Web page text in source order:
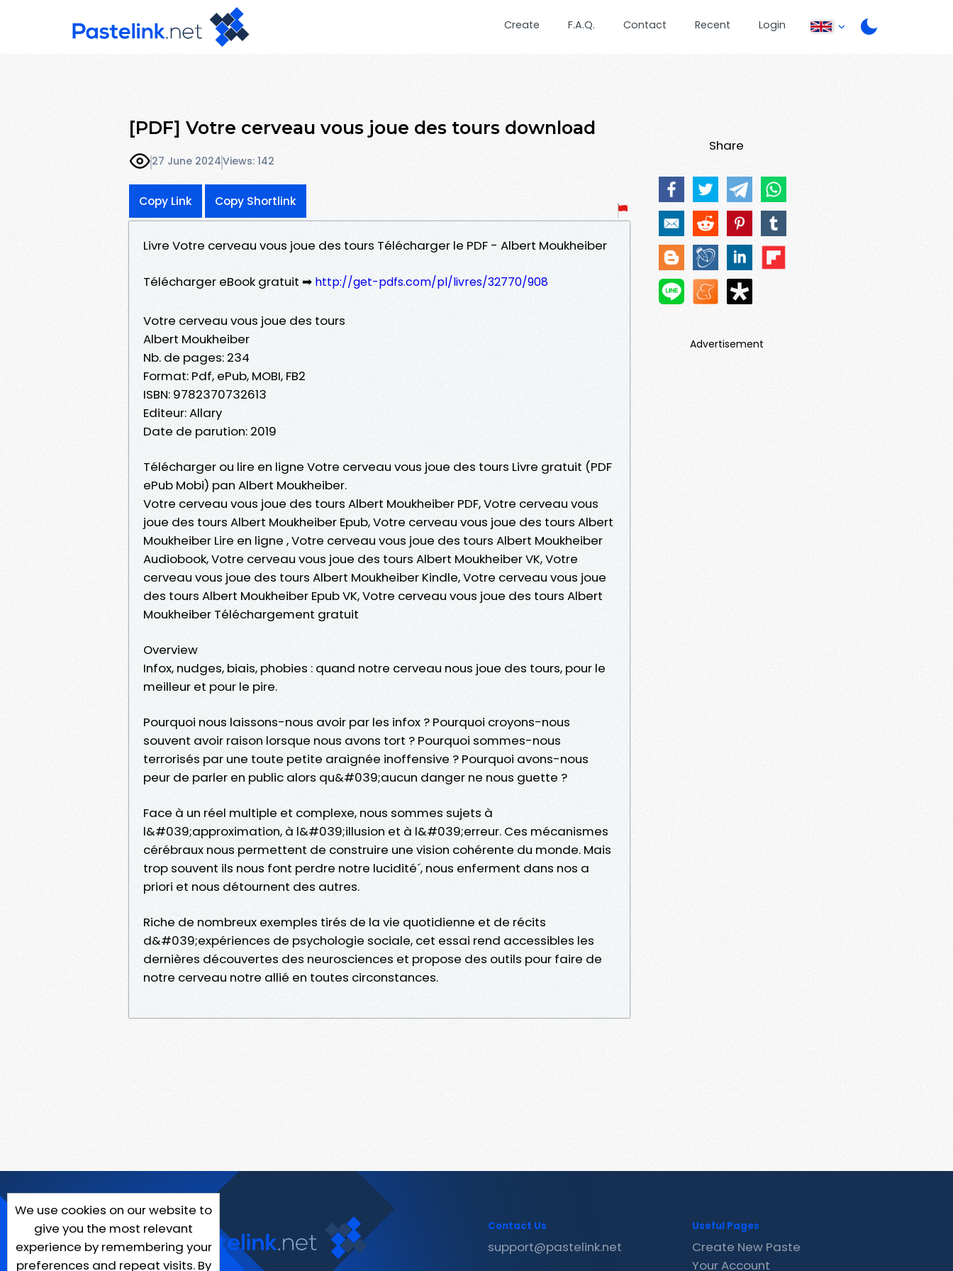
Create F.A.Q. Contact Recent Login
[PDF] Votre cerveau vous joue des tours download
27 June 2024Views: 142
Copy Link Copy Shortlink
Livre Votre cerveau vous joue des tours Télécharger le PDF - Albert Moukheiber
Télécharger eBook gratuit ➡ http://get-pdfs.com/pl/livres/32770/908
Votre cerveau vous joue des tours
Albert Moukheiber
Nb. de pages: 234
Format: Pdf, ePub, MOBI, FB2
ISBN: 9782370732613
Editeur: Allary
Date de parution: 2019
Télécharger ou lire en ligne Votre cerveau vous joue des tours Livre gratuit (PDF
ePub Mobi) pan Albert Moukheiber.
Votre cerveau vous joue des tours Albert Moukheiber PDF, Votre cerveau vous
joue des tours Albert Moukheiber Epub, Votre cerveau vous joue des tours Albert
Moukheiber Lire en ligne , Votre cerveau vous joue des tours Albert Moukheiber
Audiobook, Votre cerveau vous joue des tours Albert Moukheiber VK, Votre
cerveau vous joue des tours Albert Moukheiber Kindle, Votre cerveau vous joue
des tours Albert Moukheiber Epub VK, Votre cerveau vous joue des tours Albert
Moukheiber Téléchargement gratuit
Overview
Infox, nudges, biais, phobies : quand notre cerveau nous joue des tours, pour le
meilleur et pour le pire.
Pourquoi nous laissons-nous avoir par les infox ? Pourquoi croyons-nous
souvent avoir raison lorsque nous avons tort ? Pourquoi sommes-nous
terrorisés par une toute petite araignée inoffensive ? Pourquoi avons-nous
peur de parler en public alors qu&#039;aucun danger ne nous guette ?
Face à un réel multiple et complexe, nous sommes sujets à
l&#039;approximation, à l&#039;illusion et à l&#039;erreur. Ces mécanismes
cérébraux nous permettent de construire une vision cohérente du monde. Mais
trop souvent ils nous font perdre notre lucidité´, nous enferment dans nos a
priori et nous détournent des autres.
Riche de nombreux exemples tirés de la vie quotidienne et de récits
d&#039;expériences de psychologie sociale, cet essai rend accessibles les
dernières découvertes des neurosciences et propose des outils pour faire de
notre cerveau notre allié en toutes circonstances.
Share
Advertisement
We use cookies on our website to
give you the most relevant
experience by remembering your
preferences and repeat visits. By
Contact Us
support@pastelink.net
Useful Pages
Create New Paste
Your Account